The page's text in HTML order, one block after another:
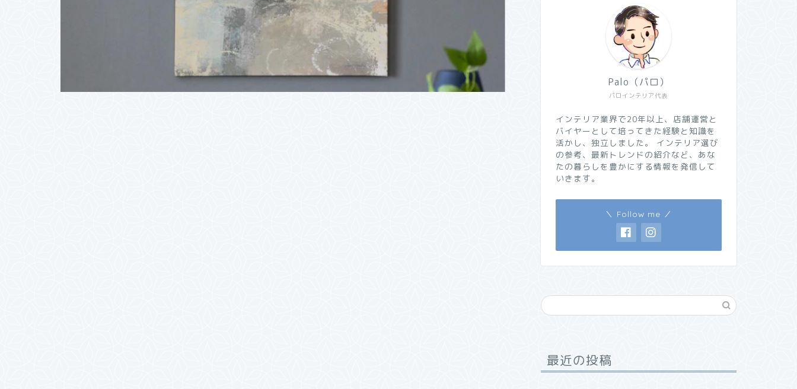
パロインテリア代表
Palo（パロ）
インテリア業界で20年以上、店舗運営と
バイヤーとして培ってきた経験と知識を
活かし、独立しました。 インテリア選び
の参考、最新トレンドの紹介など、あな
たの暮らしを豊かにする情報を発信して
いきます。
＼ Follow me ／
最近の投稿